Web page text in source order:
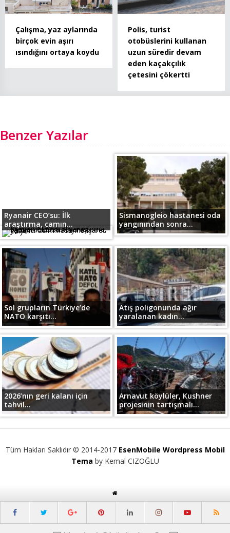
Çalışma, yaz aylarında
birçok evin aşırı
ısındığını ortaya koydu
Polis, turist
otobüslerini kullanan
uzun süredir devam
eden kaçakçılık
çetesini çökertti
Benzer Yazılar
Ryanair CEO’su: İlk
araştırma, camın...
Sismanogleio hastanesi oda
yangınından sonra...
Sol grupların Türkiye’de
NATO karşıtı...
Atış poligonunda ağır
yaralanan kadın...
2026’nın geri kalanı için
tahvil...
Arnavut köylüler, Kushner
projesinin tartışmalı...
Tüm Hakları Saklıdır © 2014-2017 EsenMobile Wordpress Mobil
Tema by Kemal CIZOĞLU